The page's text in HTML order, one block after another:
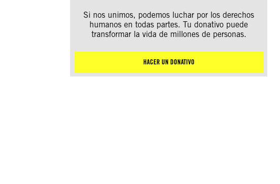
Si nos unimos, podemos luchar por los derechos
humanos en todas partes. Tu donativo puede
transformar la vida de millones de personas.
HACER UN DONATIVO